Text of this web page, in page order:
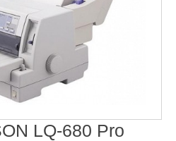
LQ-680 Pro